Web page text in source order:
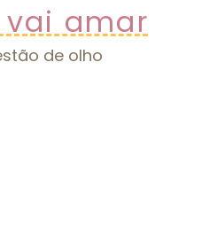
amar
de olho